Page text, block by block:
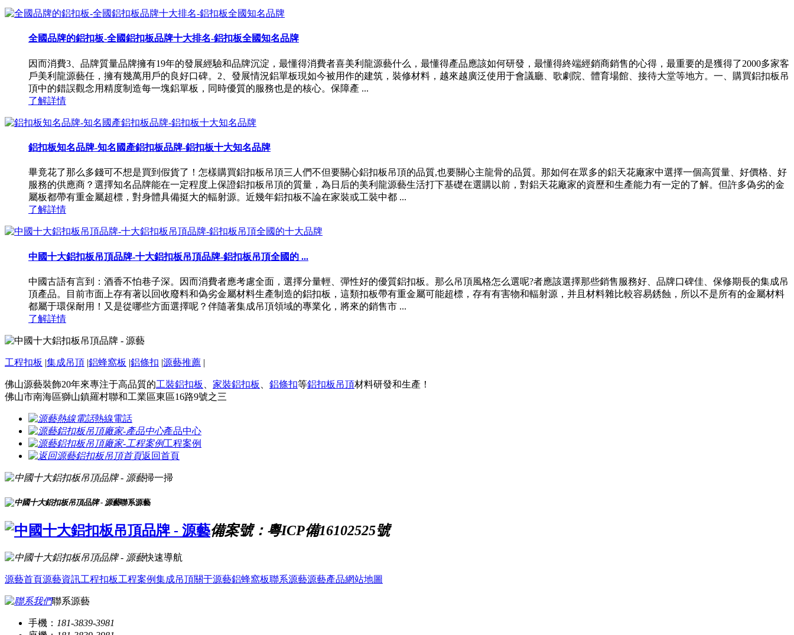
全國品牌的鋁扣板-全國鋁扣板品牌十大排名-鋁扣板全國知名品牌
因而消費3、品牌質量品牌擁有19年的發展經驗和品牌沉淀，最懂得消費者喜美利龍源藝什么，最懂得產品應該如何研發，最懂得終端經銷商銷售的心得，最重要的是獲得了2000多家客
戶美利龍源藝任，擁有幾萬用戶的良好口碑。2、發展情況鋁單板現如今被用作的建筑，裝修材料，越來越廣泛使用于會議廳、歌劇院、體育場館、接待大堂等地方。一、購買鋁扣板吊
頂中的錯誤觀念用精度制造每一塊鋁單板，同時優質的服務也是的核心。保障產 ...
了解詳情
鋁扣板知名品牌-知名國產鋁扣板品牌-鋁扣板十大知名品牌
畢竟花了那么多錢可不想是買到假貨了！怎樣購買鋁扣板吊頂三人們不但要關心鋁扣板吊頂的品質,也要關心主龍骨的品質。那如何在眾多的鋁天花廠家中選擇一個高質量、好價格、好
服務的供應商？選擇知名品牌能在一定程度上保證鋁扣板吊頂的質量，為日后的美利龍源藝生活打下基礎在選購以前，對鋁天花廠家的資歷和生產能力有一定的了解。但許多偽劣的金
屬板都帶有重金屬超標，對身體具備挺大的輻射源。近幾年鋁扣板不論在家裝或工裝中都 ...
了解詳情
中國十大鋁扣板吊頂品牌-十大鋁扣板吊頂品牌-鋁扣板吊頂全國的 ...
中國古語有言到：酒香不怕巷子深。因而消費者應考慮全面，選擇分量輕、彈性好的優質鋁扣板。那么吊頂風格怎么選呢?者應該選擇那些銷售服務好、品牌口碑佳、保修期長的集成吊
頂產品。目前市面上存有著以回收廢料和偽劣金屬材料生產制造的鋁扣板，這類扣板帶有重金屬可能超標，存有有害物和輻射源，并且材料雜比較容易銹蝕，所以不是所有的金屬材料
都屬于環保耐用！又是從哪些方面選擇呢？伴隨著集成吊頂領域的專業化，將來的銷售市 ...
了解詳情
工程扣板 |集成吊頂 |鋁蜂窩板 |鋁條扣 |源藝推薦 |
佛山源藝裝飾20年來專注于高品質的工裝鋁扣板 家裝鋁扣板 鋁條扣等鋁扣板吊頂材料研發和生產！
佛山市南海區獅山鎮羅村聯和工業區東區16路9號之三
熱線電話
產品中心
工程案例
返回首頁
掃一掃
聯系源藝
備案號：粵ICP備16102525號
快速導航
源藝首頁源藝資訊工程扣板工程案例集成吊頂關于源藝鋁蜂窩板聯系源藝源藝產品網站地圖
聯系源藝
手機： 181-3839-3981